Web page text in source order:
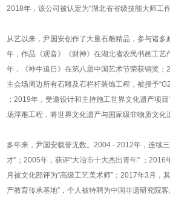
2018年，该公司被认定为“湖北省省级技能大师工作
从艺以来，尹国安创作了大量石雕精品，参与诸
年，作品《观音》《财神》在湖北省农民书画工艺
年，《神牛追日》在第八届中国艺术节荣获铜奖
主会场周边所有石雕及石栏杆装饰工程，被授予
；2019年，受邀设计和主持施工世界文化遗产项
场浮雕工程，将世界文化遗产与国家级非物质文化
多年来，尹国安载誉无数。2004 - 2012年，连续
才”；2005年，获评“大冶市十大杰出青年” ；2016
月被文化部评为“高级工艺美术师”；2017年3月，
产教育传承基地”，个人被特聘为中国非遗研究院